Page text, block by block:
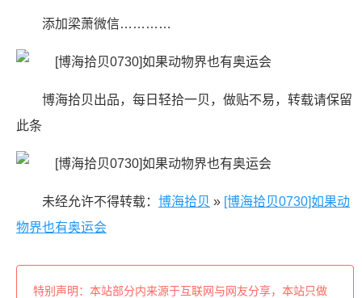
添加梁萧微信…………
博海拾贝出品，每日轻拾一贝，做贴不易，转载请保留
此条
未经允许不得转载： 博海拾贝 » [博海拾贝0730]如果动
物界也有奥运会
特别声明：本站部分内来源于互联网与网友分享，本站只做